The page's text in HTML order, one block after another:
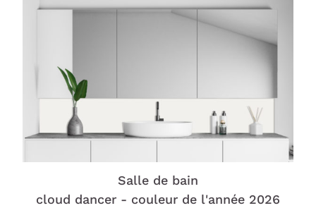
Salle de bain
cloud dancer - couleur de l'année 2026